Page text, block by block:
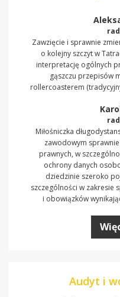
Zawzięcie i sprawnie
o kolejny szczyt w
interpretację ogólnych
gąszczu przepisów
rollercoasterem
Miłośniczka
zawodowym
prawnych, w
ochrony danych
dziedzinie szeroko
szczególności w zakresie
i obowiązków
Audyt i